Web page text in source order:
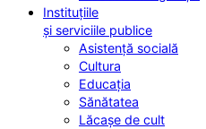
Instituțiile
și serviciile publice
Asistență socială
Cultura
Educația
Sănătatea
Lăcașe de cult